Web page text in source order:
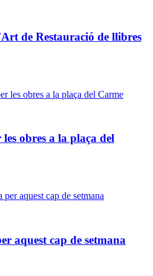
de Restauració de llibres
obres a la plaça del
aquest cap de setmana